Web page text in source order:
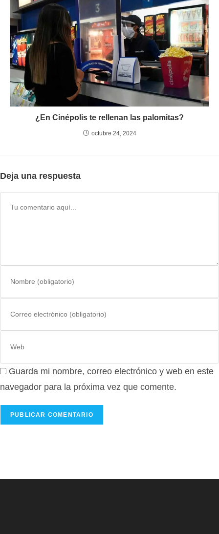
¿En Cinépolis te rellenan las palomitas?
octubre 24, 2024
Deja una respuesta
de
usuario
comentar
electrónico
para
comentar
de
tu
Guarda mi nombre, correo electrónico y web en este
navegador para la próxima vez que comente.